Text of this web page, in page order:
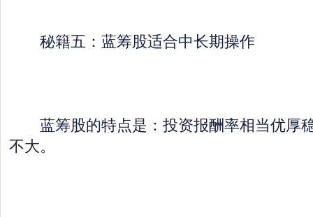
秘籍五：蓝筹股适合中长期操作
蓝筹股的特点是：投资报酬率相当优厚
不大。